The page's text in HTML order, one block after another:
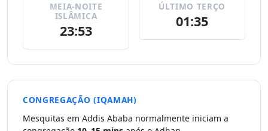
MEIA-NOITE
ISLÂMICA
23:53
ÚLTIMO TERÇO
01:35
CONGREGAÇÃO (IQAMAH)
Mesquitas em Addis Ababa normalmente iniciam a